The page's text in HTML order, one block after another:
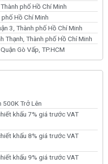
phố Hồ Chí Minh
Hồ Chí Minh
3, Thành phố Hồ Chí Minh
Thạnh, Thành phố Hồ Chí Minh
Gò Vấp, TP.HCM
500K Trở Lên
khấu 7% giá trước VAT
khấu 8% giá trước VAT
khấu 9% giá trước VAT